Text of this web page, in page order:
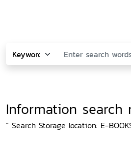
Information search
“ Search Storage location: E-